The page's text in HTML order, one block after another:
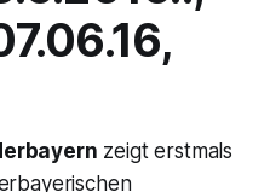
zeigt erstmals